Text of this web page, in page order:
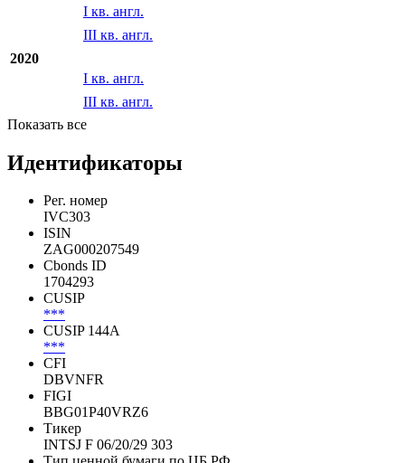
I кв. англ.
III кв. англ.
2020
I кв. англ.
III кв. англ.
Показать все
Идентификаторы
Рег. номер
IVC303
ISIN
ZAG000207549
Cbonds ID
1704293
CUSIP
***
CUSIP 144A
***
CFI
DBVNFR
FIGI
BBG01P40VRZ6
Тикер
INTSJ F 06/20/29 303